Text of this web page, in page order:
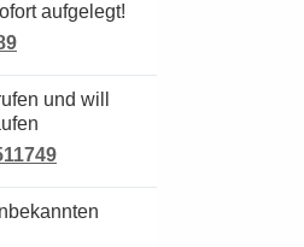
aufgelegt!